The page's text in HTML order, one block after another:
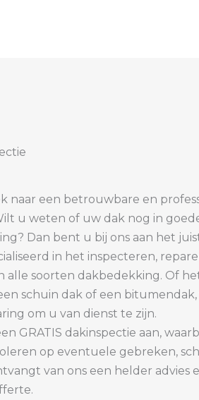
naar een betrouwbare en
u weten of uw dak nog in
Dan bent u bij ons aan het
in het inspecteren,
alle soorten dakbedekking. Of
schuin dak of een
om u van dienst te zijn.
GRATIS dakinspectie aan,
op eventuele gebreken,
van ons een helder advies